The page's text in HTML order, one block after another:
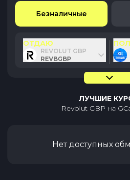
Безналичные
ОТДАЮ
REVOLUT GBP
REVBGBP
ЛУЧШИЕ
Revolut GBP на
Нет доступных